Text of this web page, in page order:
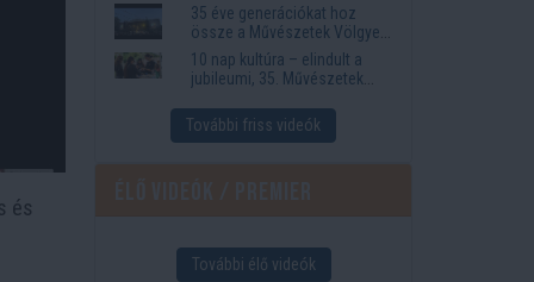
és
35 éve generációkat hoz
össze a Művészetek Völgye
– megvan a 2027-es időpont
és a bérletár
10 nap kultúra – elindult a
jubileumi, 35. Művészetek
További friss videók
További élő videók